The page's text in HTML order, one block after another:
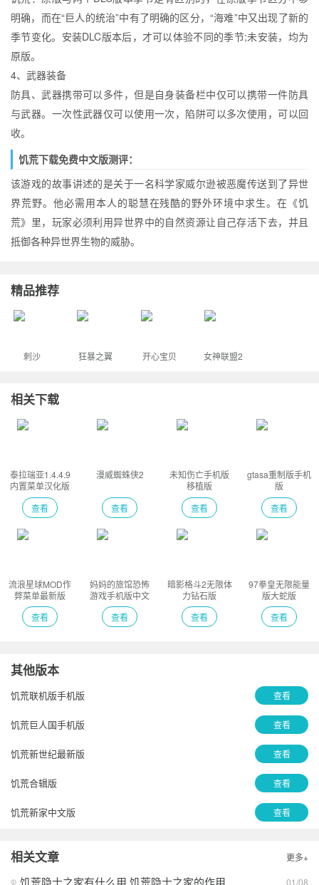
明确，而在“巨人的统治”中有了明确的区分，“海难”中又出现了新的
季节变化。安装DLC版本后，才可以体验不同的季节;未安装，均为
原版。
4、武器装备
防具、武器携带可以多件，但是自身装备栏中仅可以携带一件防具
与武器。一次性武器仅可以使用一次，陷阱可以多次使用，可以回
收。
饥荒下载免费中文版测评：
该游戏的故事讲述的是关于一名科学家威尔逊被恶魔传送到了异世
界荒野。他必需用本人的聪慧在残酷的野外环境中求生。在《饥
荒》里，玩家必须利用异世界中的自然资源让自己存活下去，并且
抵御各种异世界生物的威胁。
精品推荐
刺沙 狂暴之翼 开心宝贝 女神联盟2
相关下载
泰拉瑞亚1.4.4.9
内置菜单汉化版
查看
漫威蜘蛛侠2
查看
未知伤亡手机版
移植版
查看
gtasa重制版手机
版
查看
流浪星球MOD作
弊菜单最新版
查看
妈妈的旅馆恐怖
游戏手机版中文
版
查看
暗影格斗2无限体
力钻石版
查看
97拳皇无限能量
版大蛇版
查看
其他版本
饥荒联机版手机版 查看
饥荒巨人国手机版 查看
饥荒新世纪最新版 查看
饥荒合辑版 查看
饥荒新家中文版 查看
相关文章 更多+
饥荒隐士之家有什么用 饥荒隐士之家的作用 01/08